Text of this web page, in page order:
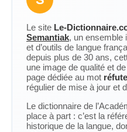
Le site Le-
Semantiak, un ensemble
et d’outils de langue
depuis plus de 30 ans,
une image de qualité et
page dédiée au mot
régulier de mise à jour et
Le dictionnaire de
place à part : c’est la
historique de la langue,